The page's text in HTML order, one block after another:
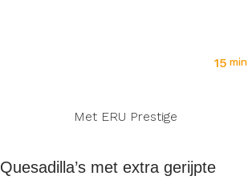
15 min
Met ERU Prestige
Quesadilla’s met extra gerijpte